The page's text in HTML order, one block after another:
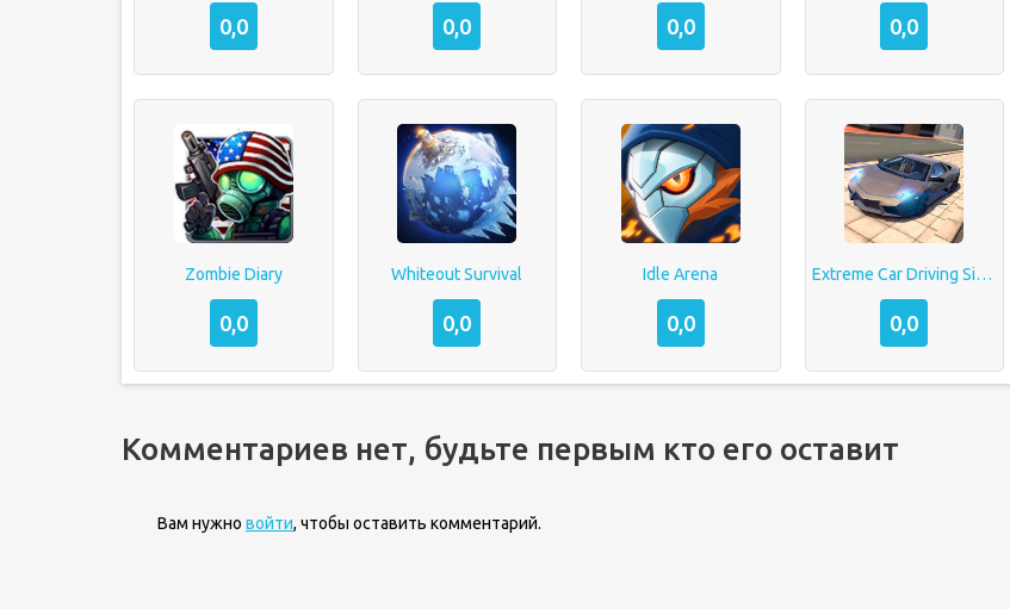
0,0 0,0 0,0 0,0
Zombie Diary
0,0
Whiteout Survival
0,0
Idle Arena
0,0
Extreme Car Driving Simulator
0,0
Комментариев нет, будьте первым кто его оставит
Вам нужно войти, чтобы оставить комментарий.